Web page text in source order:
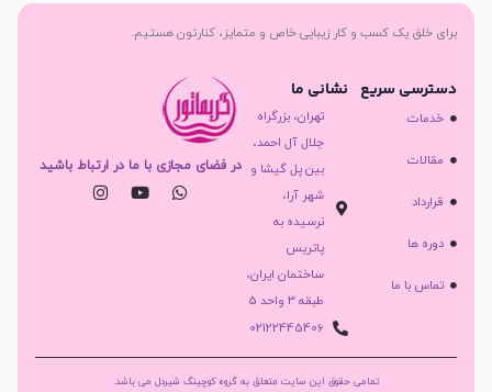
برای خلق یک کسب و کار زیبایی خاص و متمایز، کنارتون هستیم.
دسترسی سریع
خدمات
مقالات
قرارداد
دوره ها
تماس با ما
نشانی ما
تهران، بزرگراه
جلال آل احمد،
بین پل گیشا و
شهر آرا،
نرسیده به
پاتریس
ساختمان ایران،
طبقه 3 واحد 5
02122445406
در فضای مجازی با ما در ارتباط باشید
تمامی حقوق این سایت متعلق به گروه کوچینگ شیردل می باشد.